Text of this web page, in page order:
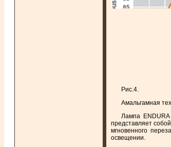
Рис.4.
Амальгамная
Лампа
представляет
мгновенного
освещении.